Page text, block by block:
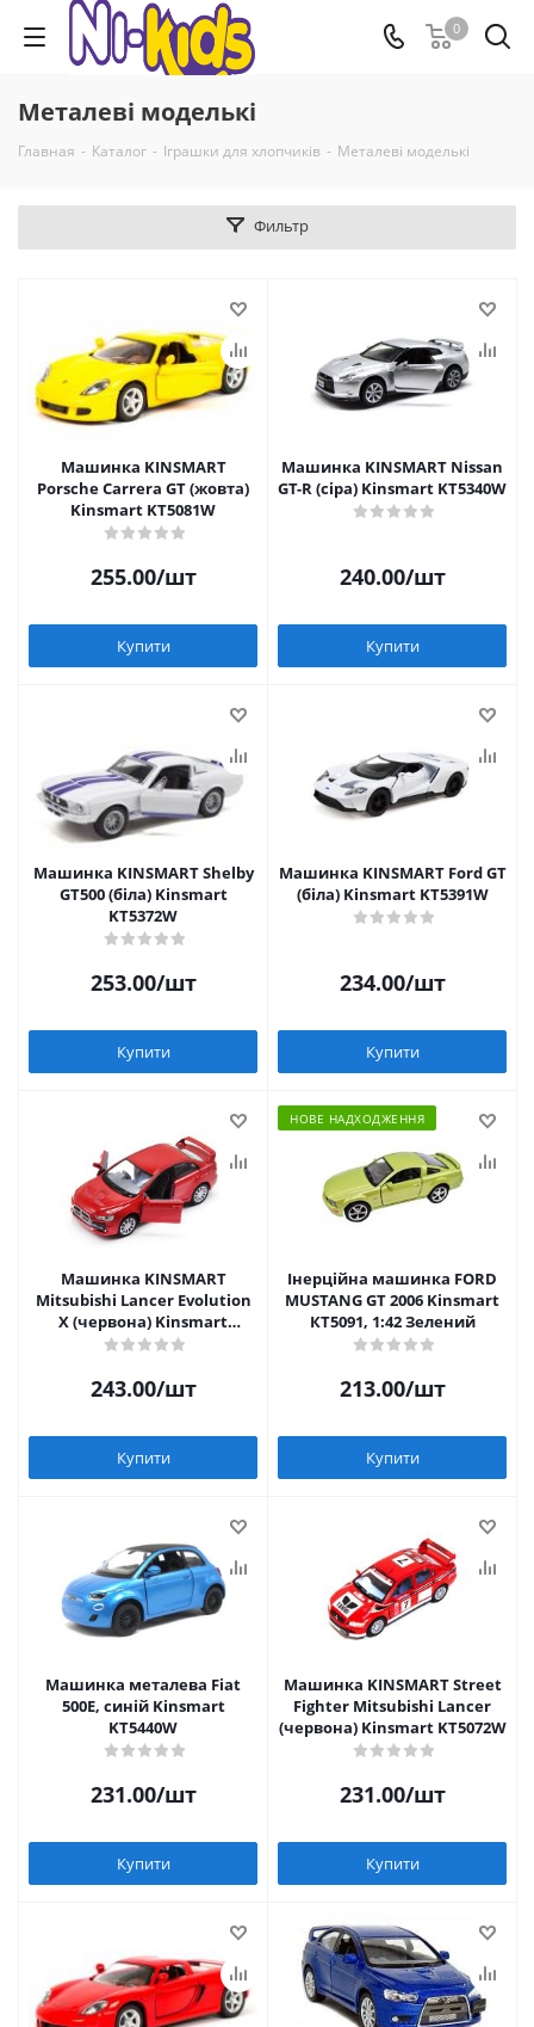
0
Металеві моделькі
Главная - Каталог - Іграшки для хлопчиків - Металеві моделькі
Фильтр
Машинка KINSMART
Porsche Carrera GT (жовта)
Kinsmart KT5081W
255.00/шт
Купити
Машинка KINSMART Nissan
GT-R (сіра) Kinsmart KT5340W
240.00/шт
Купити
Машинка KINSMART Shelby
GT500 (біла) Kinsmart
KT5372W
253.00/шт
Купити
Машинка KINSMART Ford GT
(біла) Kinsmart KT5391W
234.00/шт
Купити
Машинка KINSMART
Mitsubishi Lancer Evolution
X (червона) Kinsmart
KT5329W
243.00/шт
Купити
НОВЕ НАДХОДЖЕННЯ
Інерційна машинка FORD
MUSTANG GT 2006 Kinsmart
КТ5091, 1:42 Зелений
213.00/шт
Купити
Машинка металева Fiat
500E, синій Kinsmart
KT5440W
231.00/шт
Купити
Машинка KINSMART Street
Fighter Mitsubishi Lancer
(червона) Kinsmart KT5072W
231.00/шт
Купити